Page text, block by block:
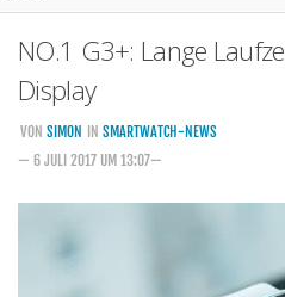
Kommende Smartwatches
Marken und Modelle
Handytarife
BASE
NO.1 G3+: Lange
Display
VON SIMON IN SMARTWATCH-NEWS
— 6 JULI 2017 UM 13:07—